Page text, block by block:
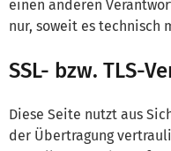
einen anderen
nur, soweit es technisch
SSL- bzw. TLS-
Diese Seite nutzt aus
der Übertragung